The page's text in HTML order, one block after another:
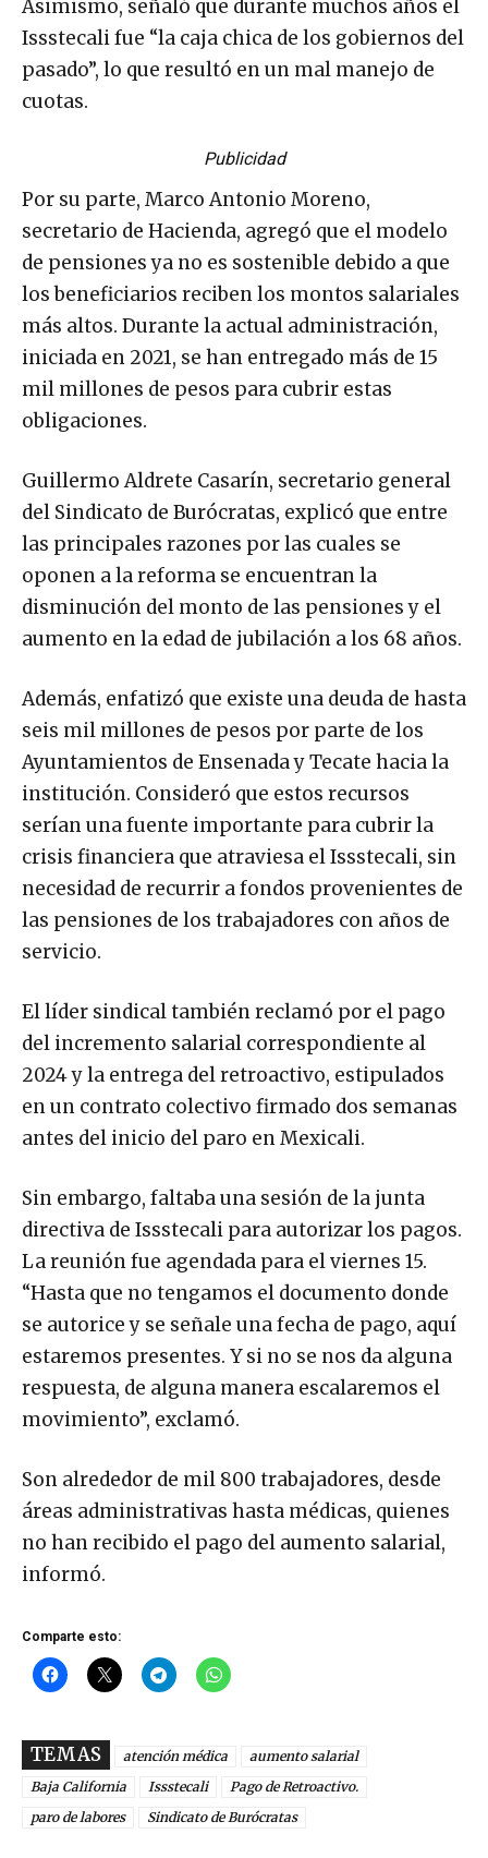
Asimismo, señaló que durante muchos años el
Issstecali fue “la caja chica de los gobiernos del
pasado”, lo que resultó en un mal manejo de
cuotas.
Publicidad
Por su parte, Marco Antonio Moreno,
secretario de Hacienda, agregó que el modelo
de pensiones ya no es sostenible debido a que
los beneficiarios reciben los montos salariales
más altos. Durante la actual administración,
iniciada en 2021, se han entregado más de 15
mil millones de pesos para cubrir estas
obligaciones.
Guillermo Aldrete Casarín, secretario general
del Sindicato de Burócratas, explicó que entre
las principales razones por las cuales se
oponen a la reforma se encuentran la
disminución del monto de las pensiones y el
aumento en la edad de jubilación a los 68 años.
Además, enfatizó que existe una deuda de hasta
seis mil millones de pesos por parte de los
Ayuntamientos de Ensenada y Tecate hacia la
institución. Consideró que estos recursos
serían una fuente importante para cubrir la
crisis financiera que atraviesa el Issstecali, sin
necesidad de recurrir a fondos provenientes de
las pensiones de los trabajadores con años de
servicio.
El líder sindical también reclamó por el pago
del incremento salarial correspondiente al
2024 y la entrega del retroactivo, estipulados
en un contrato colectivo firmado dos semanas
antes del inicio del paro en Mexicali.
Sin embargo, faltaba una sesión de la junta
directiva de Issstecali para autorizar los pagos.
La reunión fue agendada para el viernes 15.
“Hasta que no tengamos el documento donde
se autorice y se señale una fecha de pago, aquí
estaremos presentes. Y si no se nos da alguna
respuesta, de alguna manera escalaremos el
movimiento”, exclamó.
Son alrededor de mil 800 trabajadores, desde
áreas administrativas hasta médicas, quienes
no han recibido el pago del aumento salarial,
informó.
Comparte esto:
TEMAS atención médica
aumento salarial
Baja California
Issstecali
Pago de Retroactivo.
paro de labores
Sindicato de Burócratas